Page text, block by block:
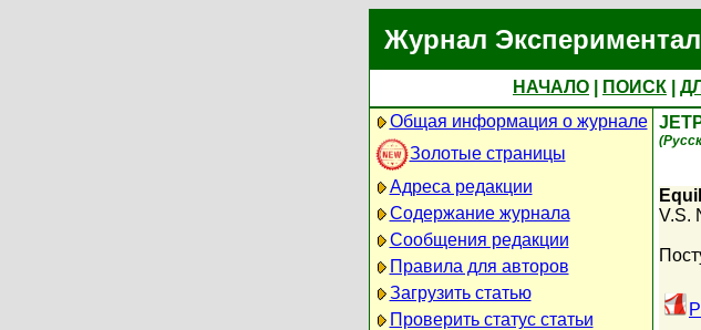
Журнал
НАЧАЛО ПОИСК
Общая информация о журнале
Золотые страницы
Адреса редакции
Содержание журнала
Сообщения редакции
Правила для авторов
Загрузить статью
Проверить статус статьи
V.S.